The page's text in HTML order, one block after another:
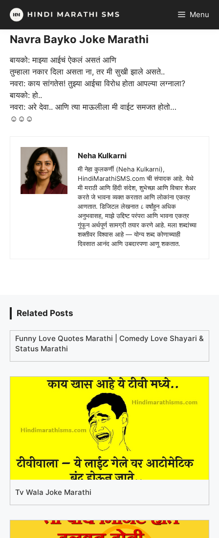
Skip
content
Menu
Navra Bayko Joke Marathi
बायको: माझ्या आईचं ऐकलं असतं आणि
तुम्हाला नकार दिला असता ना, तर मी सुखी झाले असते..
नवरा: काय सांगतेस! तुझ्या आईचा विरोध होता आपल्या लग्नाला?
बायको: हो..
नवरा: अरे देवा.. आणि त्या माऊलीला मी वाईट समजत होतो…
☺☺☺
Neha Kulkarni
मी नेहा कुलकर्णी (Neha Kulkarni),
HindiMarathiSMS.com ची संपादक आहे. येथे
मी मराठी आणि हिंदी संदेश, शुभेच्छा आणि विचार शेअर
करते जे भावना व्यक्त करतात आणि लोकांना एकत्र
आणतात. डिजिटल लेखनात ८ वर्षांहून अधिक
अनुभवासह, माझे उद्दिष्ट परंपरा आणि भावना एकत्र
गुंफून अर्थपूर्ण सामग्री तयार करणे आहे. मला शब्दांच्या
शक्तीवर विश्वास आहे — योग्य शब्द कोणाच्याही
दिवसात आनंद आणि उबदारपणा आणू शकतात.
Related Posts
Funny Love Quotes Marathi | Comedy Love Shayari &
Status Marathi
Tv Wala Joke Marathi